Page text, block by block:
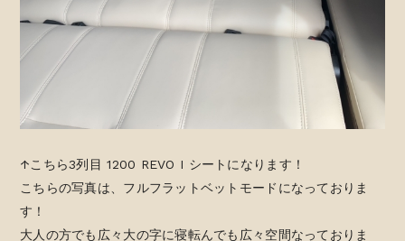
↑こちら3列目 1200 REVO I シートになります！
こちらの写真は、フルフラットベットモードになっておりま
す！
大人の方でも広々大の字に寝転んでも広々空間なっておりま